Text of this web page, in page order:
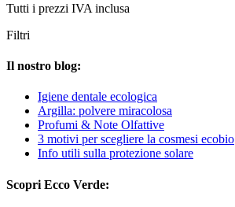
Tutti i prezzi IVA inclusa
Filtri
Il nostro blog:
Igiene dentale ecologica
Argilla: polvere miracolosa
Profumi & Note Olfattive
3 motivi per scegliere la cosmesi ecobio
Info utili sulla protezione solare
Scopri Ecco Verde: